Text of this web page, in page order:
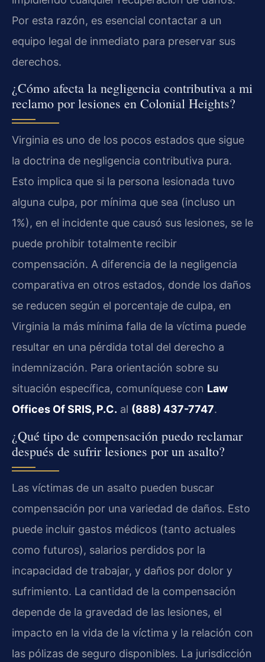
Por esta razón, es esencial contactar a un
equipo legal de inmediato para preservar sus
derechos.
¿Cómo afecta la negligencia contributiva a mi
reclamo por lesiones en Colonial Heights?
Virginia es uno de los pocos estados que sigue
la doctrina de negligencia contributiva pura.
Esto implica que si la persona lesionada tuvo
alguna culpa, por mínima que sea (incluso un
1%), en el incidente que causó sus lesiones, se le
puede prohibir totalmente recibir
compensación. A diferencia de la negligencia
comparativa en otros estados, donde los daños
se reducen según el porcentaje de culpa, en
Virginia la más mínima falla de la víctima puede
resultar en una pérdida total del derecho a
indemnización. Para orientación sobre su
situación específica, comuníquese con Law
Offices Of SRIS, P.C. al (888) 437-7747.
¿Qué tipo de compensación puedo reclamar
después de sufrir lesiones por un asalto?
Las víctimas de un asalto pueden buscar
compensación por una variedad de daños. Esto
puede incluir gastos médicos (tanto actuales
como futuros), salarios perdidos por la
incapacidad de trabajar, y daños por dolor y
sufrimiento. La cantidad de la compensación
depende de la gravedad de las lesiones, el
impacto en la vida de la víctima y la relación con
las pólizas de seguro disponibles. La jurisdicción